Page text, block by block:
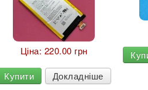
Ціна: 220.00 грн
Купити Докладніше